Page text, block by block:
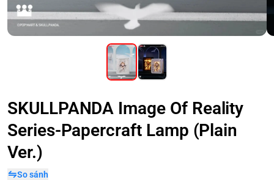
SKULLPANDA Image Of Reality
Series-Papercraft Lamp (Plain
Ver.)
So sánh